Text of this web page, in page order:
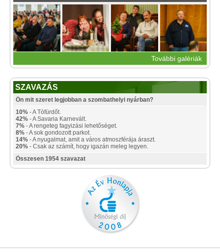
További galériák
SZAVAZÁS
Ön mit szeret legjobban a szombathelyi nyárban?
10% - A Tófürdőt.
42% - A Savaria Karnevált.
7% - A rengeteg fagyizási lehetőséget.
8% - A sok gondozott parkot.
14% - A nyugalmat, amit a város atmoszférája áraszt.
20% - Csak az számít, hogy igazán meleg legyen.
Összesen 1954 szavazat